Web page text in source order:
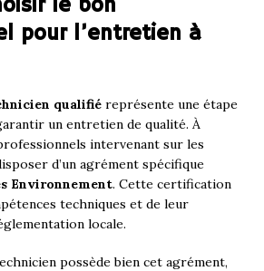
pour l’entretien à
qualifié représente une étape
un entretien de qualité. À
intervenant sur les
d’un agrément spécifique
Environnement. Cette certification
techniques et de leur
locale.
possède bien cet agrément,